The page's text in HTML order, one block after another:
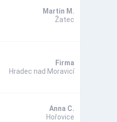
Martin M.
Žatec
Firma
Hradec nad Moravicí
Anna C.
Hořovice